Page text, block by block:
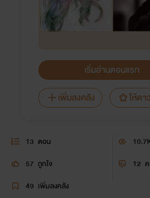
เริ่มอ่านตอนแรก
เพิ่มลงคลัง
ให้ดา
13 ตอน
57 ถูกใจ 12
49 เพิ่มลงคลัง